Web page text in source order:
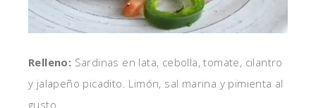
Relleno: Sardinas en lata, cebolla, tomate, cilantro
y jalapeño picadito. Limón, sal marina y pimienta al
gusto.